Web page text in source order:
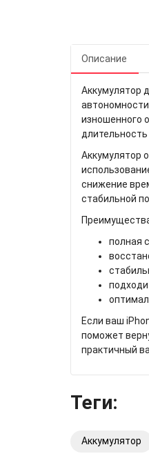
Описание
Аккумулятор
изношенного
Аккумулятор
снижение
стабильной
полная
Если ваш
поможет
практичный
Теги:
Аккумулятор